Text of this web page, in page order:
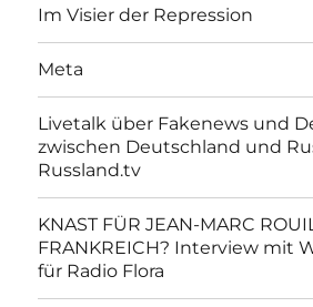
Im Visier der Repression
Meta
Livetalk über Fakenews und
zwischen Deutschland und
Russland.tv
KNAST FÜR JEAN-MARC
FRANKREICH? Interview mit
für Radio Flora